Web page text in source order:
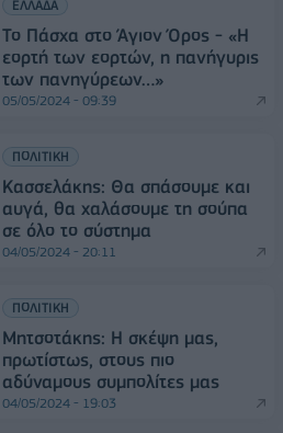
ΕΛΛΑΔΑ
Το Πάσχα στο Άγιον Όρος - «Η
εορτή των εορτών, η πανήγυρις
των πανηγύρεων…»
05/05/2024 - 09:39
ΠΟΛΙΤΙΚΗ
Κασσελάκης: Θα σπάσουμε και
αυγά, θα χαλάσουμε τη σούπα
σε όλο το σύστημα
04/05/2024 - 20:11
ΠΟΛΙΤΙΚΗ
Μητσοτάκης: Η σκέψη μας,
πρωτίστως, στους πιο
αδύναμους συμπολίτες μας
04/05/2024 - 19:03